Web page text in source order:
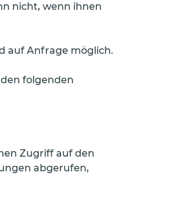
nicht, wenn ihnen
auf Anfrage möglich.
folgenden
Zugriff auf den
abgerufen,